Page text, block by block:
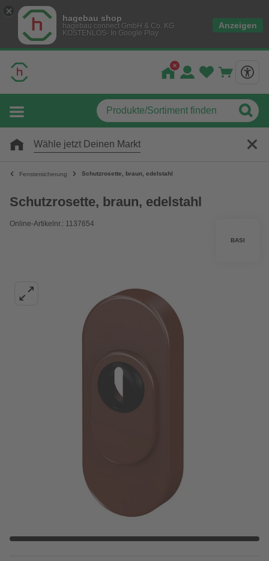
hagebau shop
hagebau connect GmbH & Co. KG
KOSTENLOS- In Google Play
Anzeigen
Wähle jetzt Deinen Markt
Fenstersicherung Schutzrosette, braun, edelstahl
Schutzrosette, braun, edelstahl
Online-Artikelnr.: 1137654
BASI